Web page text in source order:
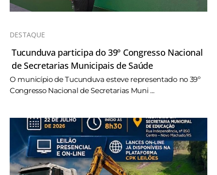
DESTAQUE
Tucunduva participa do 39º Congresso Nacional
de Secretarias Municipais de Saúde
O município de Tucunduva esteve representado no 39º
Congresso Nacional de Secretarias Muni ...